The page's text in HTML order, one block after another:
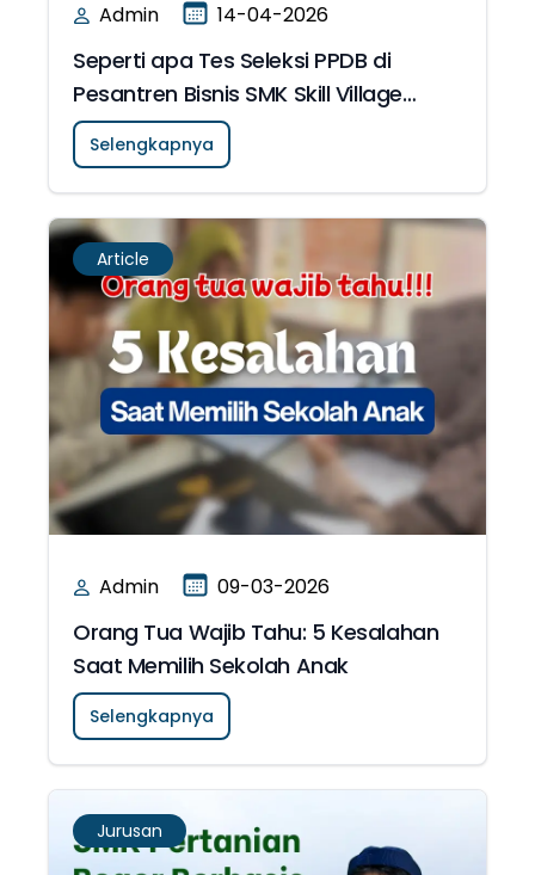
Admin 14-04-2026
Seperti apa Tes Seleksi PPDB di
Pesantren Bisnis SMK Skill Village
Islamic School?
Selengkapnya
Article
Admin 09-03-2026
Orang Tua Wajib Tahu: 5 Kesalahan
Saat Memilih Sekolah Anak
Selengkapnya
Jurusan